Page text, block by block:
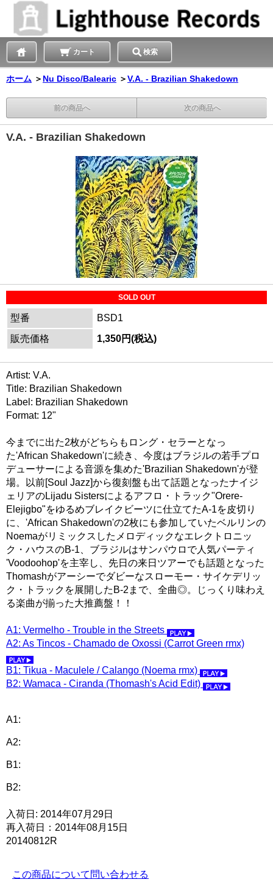
カート 検索
ホーム ＞ Nu Disco/Balearic ＞V.A. - Brazilian Shakedown
前の商品へ 次の商品へ
V.A. - Brazilian Shakedown
SOLD OUT
型番
BSD1
販売価格
1,350円(税込)
Artist: V.A.
Title: Brazilian Shakedown
Label: Brazilian Shakedown
Format: 12"
今までに出た2枚がどちらもロング・セラーとなっ
た'African Shakedown'に続き、今度はブラジルの若手プロ
デューサーによる音源を集めた'Brazilian Shakedown'が登
場。以前[Soul Jazz]から復刻盤も出て話題となったナイジ
ェリアのLijadu Sistersによるアフロ・トラック"Orere-
Elejigbo"をゆるめブレイクビーツに仕立てたA-1を皮切り
に、'African Shakedown'の2枚にも参加していたベルリンの
Noemaがリミックスしたメロディックなエレクトロニッ
ク・ハウスのB-1、ブラジルはサンパウロで人気パーティ
'Voodoohop'を主宰し、先日の来日ツアーでも話題となった
Thomashがアーシーでダビーなスローモー・サイケデリッ
ク・トラックを展開したB-2まで、全曲◎。じっくり味わえ
る楽曲が揃った大推薦盤！！
A1: Vermelho - Trouble in the Streets
A2: As Tincos - Chamado de Oxossi (Carrot Green rmx)
B1: Tikua - Maculele / Calango (Noema rmx)
B2: Wamaca - Ciranda (Thomash's Acid Edit)
A1:
A2:
B1:
B2:
入荷日: 2014年07月29日
再入荷日：2014年08月15日
20140812R
この商品について問い合わせる